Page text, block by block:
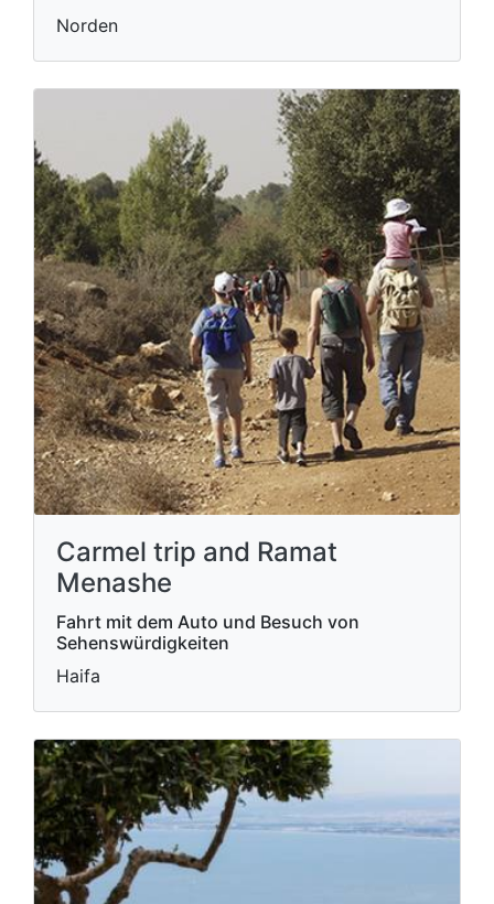
Norden
Carmel trip and Ramat
Menashe
Fahrt mit dem Auto und Besuch von
Sehenswürdigkeiten
Haifa